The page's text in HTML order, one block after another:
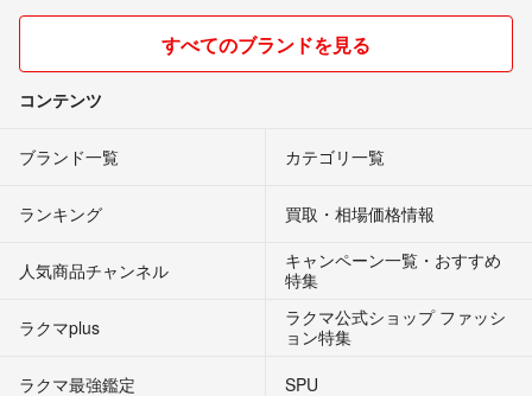
すべてのブランドを見る
コンテンツ
ブランド一覧 カテゴリ一覧
ランキング 買取・相場価格情報
人気商品チャンネル
キャンペーン一覧・おすすめ
特集
ラクマplus
ラクマ公式ショップ ファッシ
ョン特集
ラクマ最強鑑定
SPU